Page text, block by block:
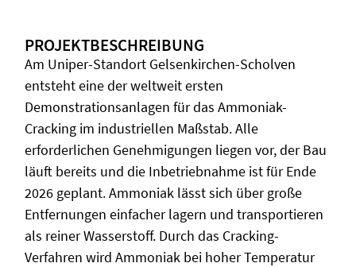
PROJEKTBESCHREIBUNG
Am Uniper-Standort Gelsenkirchen-Scholven
entsteht eine der weltweit ersten
Demonstrationsanlagen für das Ammoniak-
Cracking im industriellen Maßstab. Alle
erforderlichen Genehmigungen liegen vor, der Bau
läuft bereits und die Inbetriebnahme ist für Ende
2026 geplant. Ammoniak lässt sich über große
Entfernungen einfacher lagern und transportieren
als reiner Wasserstoff. Durch das Cracking-
Verfahren wird Ammoniak bei hoher Temperatur